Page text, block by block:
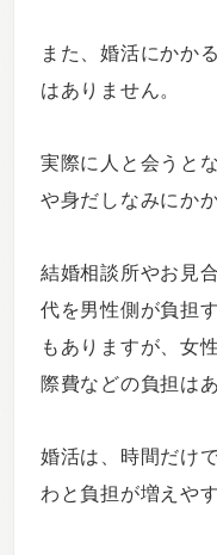
また、婚活にかか
はありません。
実際に人と会うと
や身だしなみにか
結婚相談所やお見
代を男性側が負担
もありますが、女
際費などの負担は
婚活は、時間だけ
わと負担が増えや